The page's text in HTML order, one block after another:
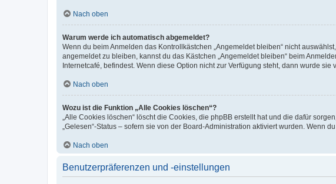
Nach oben
Warum werde ich automatisch abgemeldet?
Wenn du beim Anmelden das Kontrollkästchen „Angemeldet bleiben“ nicht
angemeldet zu bleiben, kannst du das Kästchen „Angemeldet bleiben“ beim
Internetcafé, befindest. Wenn diese Option nicht zur Verfügung steht, dann wurde
Nach oben
Wozu ist die Funktion „Alle Cookies löschen“?
„Alle Cookies löschen“ löscht die Cookies, die phpBB erstellt hat und die dafür
„Gelesen“-Status – sofern sie von der Board-Administration aktiviert wurden. Wenn
Nach oben
Benutzerpräferenzen und -einstellungen